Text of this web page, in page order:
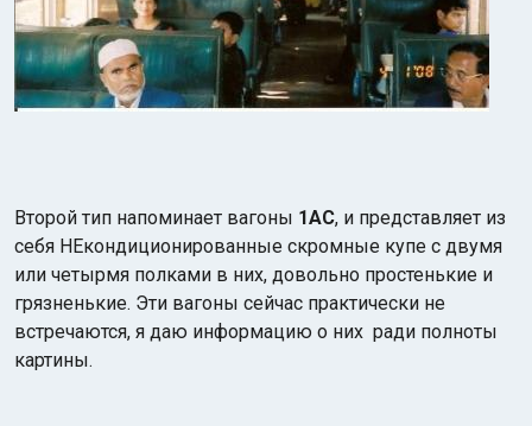
Второй тип напоминает вагоны 1АС, и представляет из
себя НЕкондиционированные скромные купе с двумя
или четырмя полками в них, довольно простенькие и
грязненькие. Эти вагоны сейчас практически не
встречаются, я даю информацию о них ради полноты
картины.